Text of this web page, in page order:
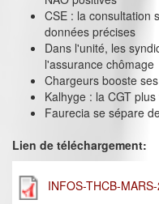
CSE : la consultation
données précises
Dans l'unité, les
l'assurance chômage
Chargeurs booste
Kalhyge : la CGT
Faurecia se sépare
Lien de téléchargement:
INFOS-THCB-